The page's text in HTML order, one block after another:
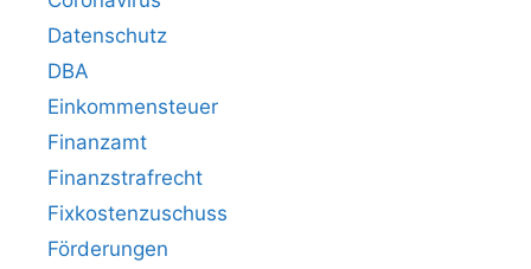
Datenschutz
DBA
Einkommensteuer
Finanzamt
Finanzstrafrecht
Fixkostenzuschuss
Förderungen